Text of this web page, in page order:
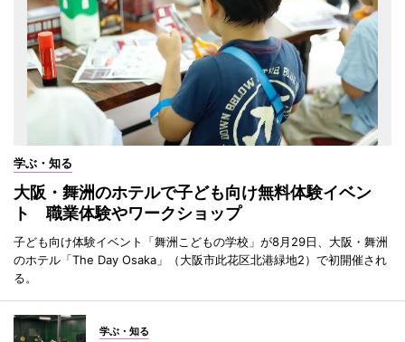
学ぶ・知る
大阪・舞洲のホテルで子ども向け無料体験イベン
ト 職業体験やワークショップ
子ども向け体験イベント「舞洲こどもの学校」が8月29日、大阪・舞洲
のホテル「The Day Osaka」（大阪市此花区北港緑地2）で初開催され
る。
学ぶ・知る